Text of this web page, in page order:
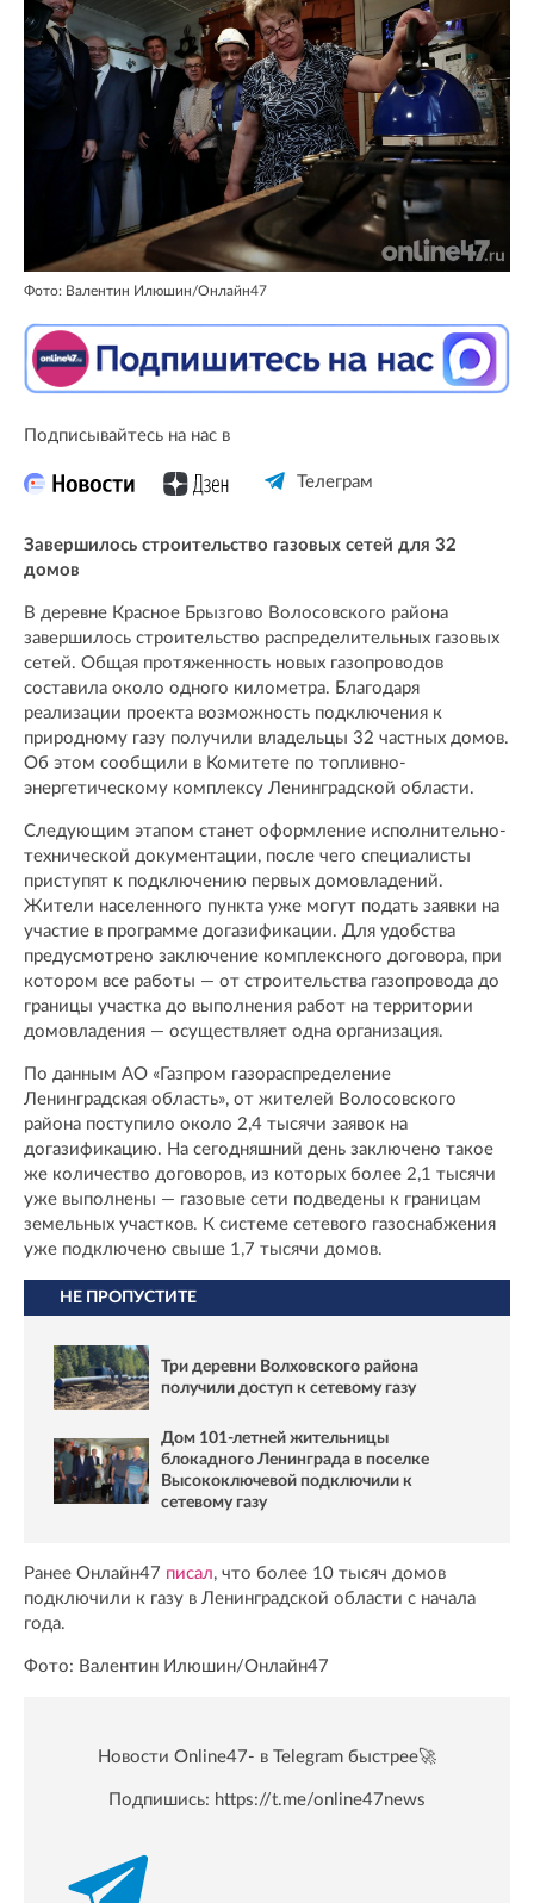
Фото: Валентин Илюшин/Онлайн47
Подписывайтесь на нас в
Телеграм
Завершилось строительство газовых сетей для 32
домов
В деревне Красное Брызгово Волосовского района
завершилось строительство распределительных газовых
сетей. Общая протяженность новых газопроводов
составила около одного километра. Благодаря
реализации проекта возможность подключения к
природному газу получили владельцы 32 частных домов.
Об этом сообщили в Комитете по топливно-
энергетическому комплексу Ленинградской области.
Следующим этапом станет оформление исполнительно-
технической документации, после чего специалисты
приступят к подключению первых домовладений.
Жители населенного пункта уже могут подать заявки на
участие в программе догазификации. Для удобства
предусмотрено заключение комплексного договора, при
котором все работы — от строительства газопровода до
границы участка до выполнения работ на территории
домовладения — осуществляет одна организация.
По данным АО «Газпром газораспределение
Ленинградская область», от жителей Волосовского
района поступило около 2,4 тысячи заявок на
догазификацию. На сегодняшний день заключено такое
же количество договоров, из которых более 2,1 тысячи
уже выполнены — газовые сети подведены к границам
земельных участков. К системе сетевого газоснабжения
уже подключено свыше 1,7 тысячи домов.
НЕ ПРОПУСТИТЕ
Три деревни Волховского района
получили доступ к сетевому газу
Дом 101-летней жительницы
блокадного Ленинграда в поселке
Высокоключевой подключили к
сетевому газу
Ранее Онлайн47 писал, что более 10 тысяч домов
подключили к газу в Ленинградской области с начала
года.
Фото: Валентин Илюшин/Онлайн47
Новости Online47- в Telegram быстрее🚀
Подпишись: https://t.me/online47news